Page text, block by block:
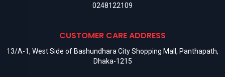
0248122109
CUSTOMER CARE ADDRESS
13/A-1, West Side of Bashundhara City Shopping Mall, Panthapath,
Dhaka-1215